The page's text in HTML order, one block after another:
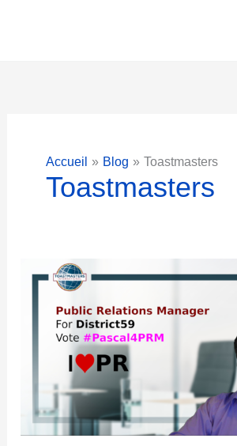
Accueil Blog Toastmasters
Toastmasters